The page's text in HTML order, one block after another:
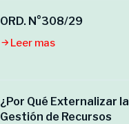
ORD. N°308/29
Leer mas
¿Por Qué Externalizar la
Gestión de Recursos